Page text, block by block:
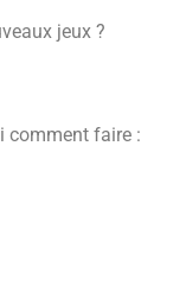
jeux ?
comment faire :